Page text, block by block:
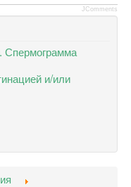
JComments
Спермограмма
и/или